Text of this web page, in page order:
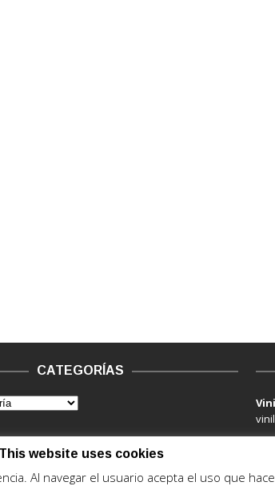
CATEGORÍAS
This website uses cookies
Al navegar el usuario acepta el uso que